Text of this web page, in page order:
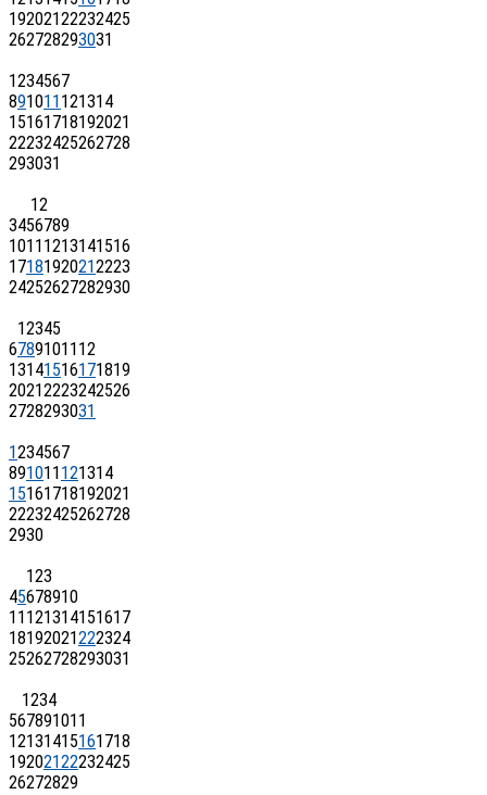
19202122232425
262728293031
1234567
891011 121314
15161718192021
22232425262728
293031
12
3456789
1011 1213141516
17181920212223
24252627282930
12345
67891011 12
13141516171819
20212223242526
2728293031
1234567
891011 121314
15161718192021
22232425262728
2930
123
45678910
11 121314151617
18192021222324
25262728293031
1234
567891011
12131415161718
19202122232425
26272829